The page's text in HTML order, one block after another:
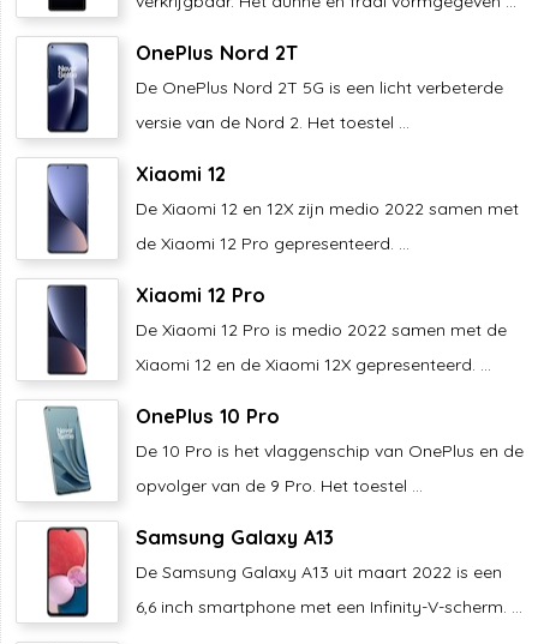
OnePlus Nord 2T
De OnePlus Nord 2T 5G is een licht verbeterde
versie van de Nord 2. Het toestel ...
Xiaomi 12
De Xiaomi 12 en 12X zijn medio 2022 samen met
de Xiaomi 12 Pro gepresenteerd. ...
Xiaomi 12 Pro
De Xiaomi 12 Pro is medio 2022 samen met de
Xiaomi 12 en de Xiaomi 12X gepresenteerd. ...
OnePlus 10 Pro
De 10 Pro is het vlaggenschip van OnePlus en de
opvolger van de 9 Pro. Het toestel ...
Samsung Galaxy A13
De Samsung Galaxy A13 uit maart 2022 is een
6,6 inch smartphone met een Infinity-V-scherm. ...